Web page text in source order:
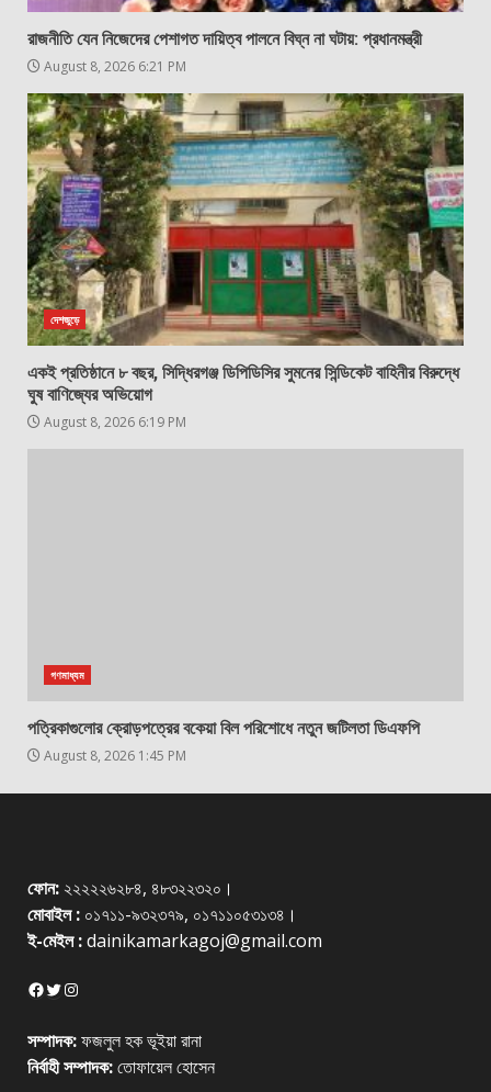
রাজনীতি যেন নিজেদের পেশাগত দায়িত্ব পালনে বিঘ্ন না ঘটায়: প্রধানমন্ত্রী
August 8, 2026 6:21 PM
দেশজুড়ে
একই প্রতিষ্ঠানে ৮ বছর, সিদ্ধিরগঞ্জ ডিপিডিসির সুমনের সিন্ডিকেট বাহিনীর বিরুদ্ধে
ঘুষ বাণিজ্যের অভিয়োগ
August 8, 2026 6:19 PM
গণমাধ্যম
পত্রিকাগুলোর ক্রোড়পত্রের বকেয়া বিল পরিশোধে নতুন জটিলতা ডিএফপি
August 8, 2026 1:45 PM
ফোন: ২২২২২৬২৮৪, ৪৮৩২২৩২০।
মোবাইল : ০১৭১১-৯৩২৩৭৯, ০১৭১১০৫৩১৩৪।
ই-মেইল :dainikamarkagoj@gmail.com
Facebook
Twitter
Instagram
সম্পাদক:ফজলুল হক ভূইয়া রানা
নির্বাহী সম্পাদক:তোফায়েল হোসেন